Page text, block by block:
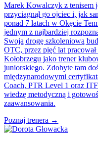
Marek Kowalczyk z tenisem
przyciągnął go ojciec i, jak
ponad 7 latach w Okęcie
jednym z najbardziej
Swoją drogę szkoleniową
OTC, przez pięć lat
Kołobrzegu jako trener
juniorskiego. Zdobyte tam
międzynarodowymi
Coach, PTR Level 1 oraz
wiedzę metodyczną i
zaawansowania.
Poznaj trenera →